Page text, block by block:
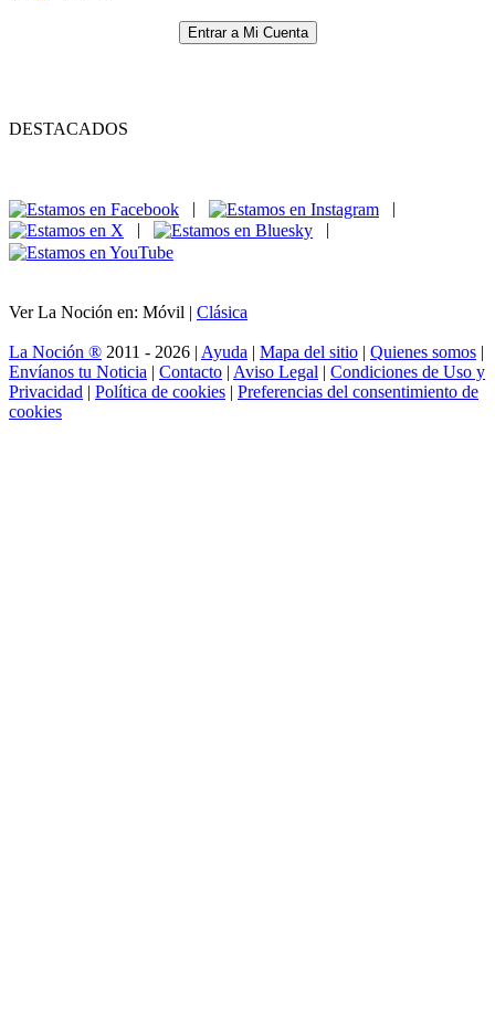
Entrar a Mi Cuenta
DESTACADOS
|
|
|
|
Ver La Noción en: Móvil | Clásica
La Noción ® 2011 - 2026 | Ayuda | Mapa del sitio | Quienes somos |
Envíanos tu Noticia | Contacto | Aviso Legal | Condiciones de Uso y
Privacidad | Política de cookies | Preferencias del consentimiento de
cookies